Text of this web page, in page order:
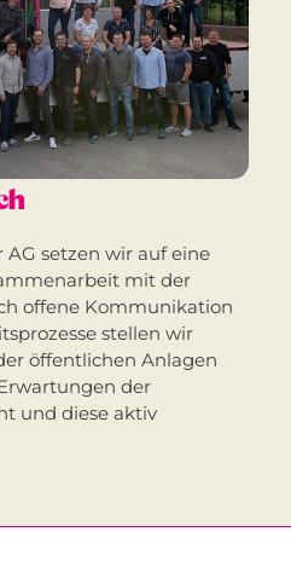
setzen wir auf eine
mit der
offene Kommunikation
stellen wir
öffentlichen Anlagen
der
und diese aktiv